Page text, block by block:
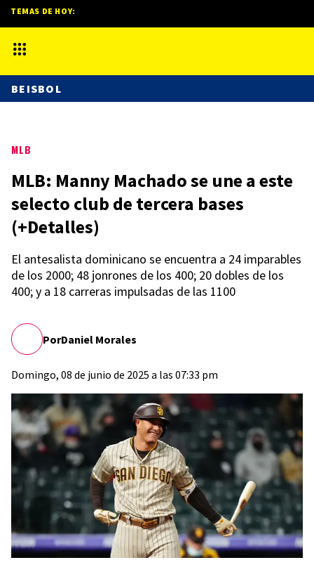
MLB
MLB: Manny Machado se une a este
selecto club de tercera bases
(+Detalles)
El antesalista dominicano se encuentra a 24 imparables
de los 2000; 48 jonrones de los 400; 20 dobles de los
400; y a 18 carreras impulsadas de las 1100
PorDaniel Morales
Domingo, 08 de junio de 2025 a las 07:33 pm
TEMAS DE HOY:
BEISBOL